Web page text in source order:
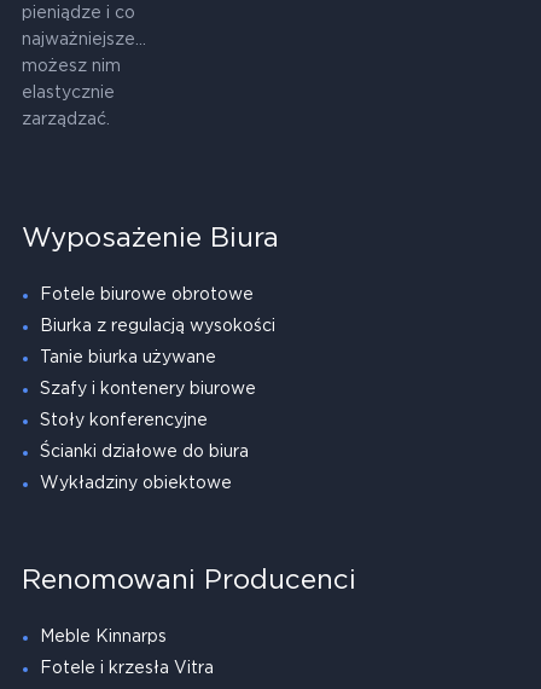
pieniądze i co
najważniejsze...
możesz nim
elastycznie
zarządzać.
Wyposażenie Biura
Fotele biurowe obrotowe
Biurka z regulacją wysokości
Tanie biurka używane
Szafy i kontenery biurowe
Stoły konferencyjne
Ścianki działowe do biura
Wykładziny obiektowe
Renomowani Producenci
Meble Kinnarps
Fotele i krzesła Vitra